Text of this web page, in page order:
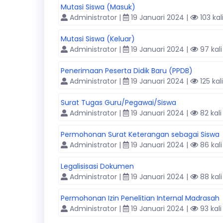
Mutasi Siswa (Masuk)
Administrator |
19 Januari 2024 | 103 kali
Mutasi Siswa (Keluar)
Administrator |
19 Januari 2024 | 97 kali
Penerimaan Peserta Didik Baru (PPDB)
Administrator |
19 Januari 2024 | 125 kali
Surat Tugas Guru/Pegawai/Siswa
Administrator |
19 Januari 2024 | 82 kali
Permohonan Surat Keterangan sebagai Siswa
Administrator |
19 Januari 2024 | 86 kali
Legalisisasi Dokumen
Administrator |
19 Januari 2024 | 88 kali
Permohonan Izin Penelitian Internal Madrasah
Administrator |
19 Januari 2024 | 93 kali